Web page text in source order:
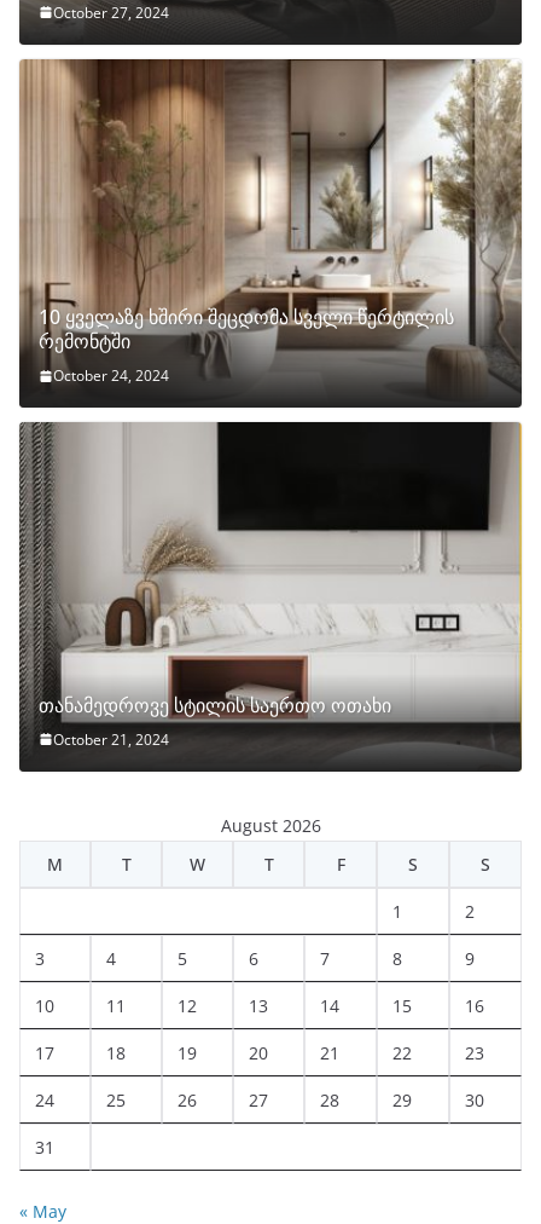
October 27, 2024
10 ყველაზე ხშირი შეცდომა სველი წერტილის
რემონტში
October 24, 2024
თანამედროვე სტილის საერთო ოთახი
October 21, 2024
August 2026
M
T W T F S S
1 2
3 4 5 6 7 8 9
10 11 12 13 14 15 16
17 18 19 20 21 22 23
24 25 26 27 28 29 30
31
« May